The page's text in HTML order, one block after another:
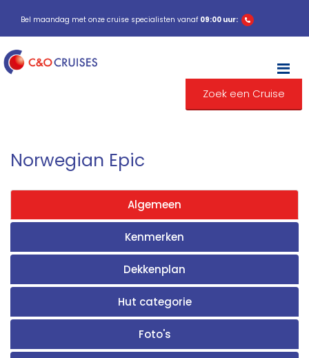
Bel maandag met onze cruise specialisten vanaf 09:00 uur:
Zoek een Cruise
Norwegian Epic
Algemeen
Kenmerken
Dekkenplan
Hut categorie
Foto's